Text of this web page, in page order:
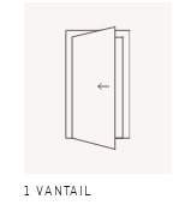
1 VANTAIL